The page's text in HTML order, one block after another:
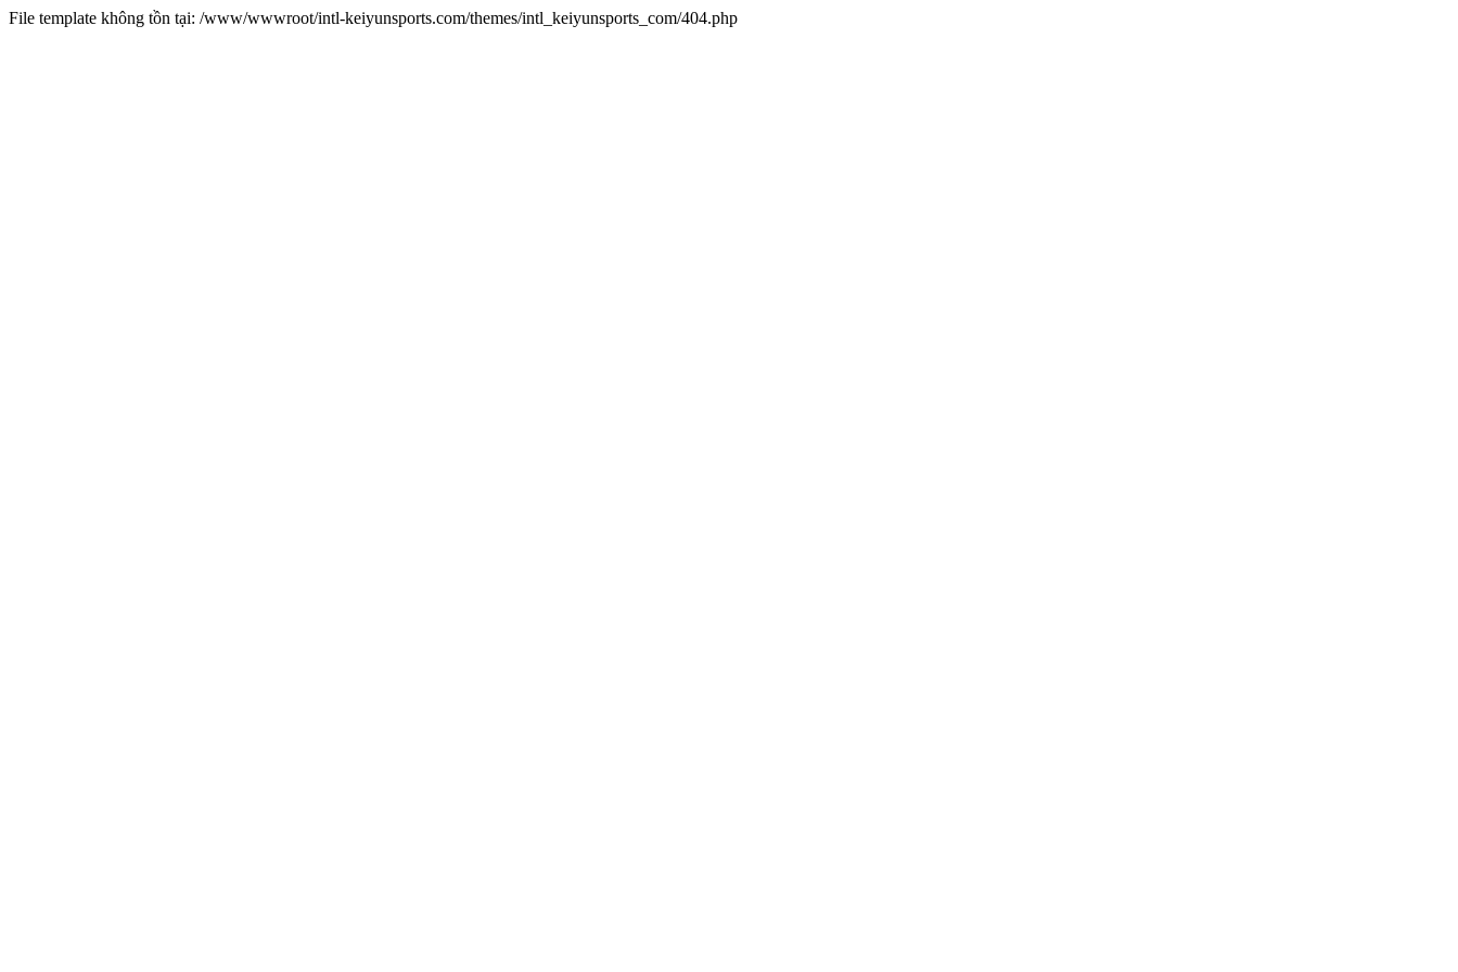
File template không tồn tại: /www/wwwroot/intl-keiyunsports.com/themes/intl_keiyunsports_com/404.php